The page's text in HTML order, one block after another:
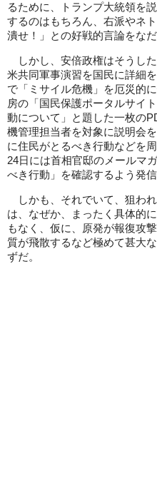
るために、トランプ大統領を
するのはもちろん、右派やネ
潰せ！」との好戦的言論をなだ
しかし、安倍政権はそうし
米共同軍事演習を国民に詳細
で「ミサイル危機」を厄災的
房の「国民保護ポータルサイ
動について」と題した一枚の
機管理担当者を対象に説明会
に住民がとるべき行動などを
24日には首相官邸のメールマ
べき行動」を確認するよう発信
しかも、それでいて、狙わ
は、なぜか、まったく具体的
もなく、仮に、原発が報復攻
質が飛散するなど極めて甚大
ずだ。